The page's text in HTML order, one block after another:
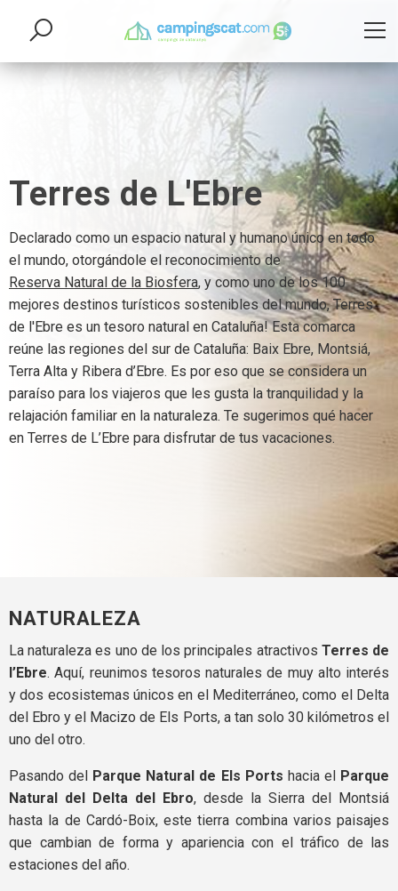
Terres de L'Ebre
Declarado como un espacio natural y humano único en todo
el mundo, otorgándole el reconocimiento de
Reserva Natural de la Biosfera, y como uno de los 100
mejores destinos turísticos sostenibles del mundo, Terres
de l'Ebre es un tesoro natural en Cataluña! Esta comarca
reúne las regiones del sur de Cataluña: Baix Ebre, Montsiá,
Terra Alta y Ribera d’Ebre. Es por eso que se considera un
paraíso para los viajeros que les gusta la tranquilidad y la
relajación familiar en la naturaleza. Te sugerimos qué hacer
en Terres de L’Ebre para disfrutar de tus vacaciones.
NATURALEZA
La naturaleza es uno de los principales atractivos Terres de
l’Ebre. Aquí, reunimos tesoros naturales de muy alto interés
y dos ecosistemas únicos en el Mediterráneo, como el Delta
del Ebro y el Macizo de Els Ports, a tan solo 30 kilómetros el
uno del otro.
Pasando del Parque Natural de Els Ports hacia el Parque
Natural del Delta del Ebro, desde la Sierra del Montsiá
hasta la de Cardó-Boix, este tierra combina varios paisajes
que cambian de forma y apariencia con el tráfico de las
estaciones del año.